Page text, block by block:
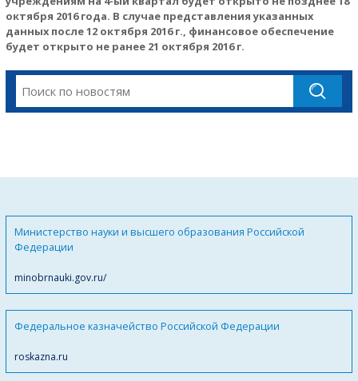
октября 2016 года. В случае представления указанных
данных после 12 октября 2016 г., финансовое обеспечение
будет открыто не ранее 21 октября 2016 г.
Министерство науки и высшего образования Российской
Федерации
minobrnauki.gov.ru/
Федеральное казначейство Российской Федерации
roskazna.ru